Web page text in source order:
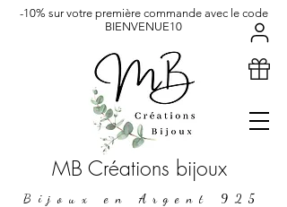
MB Créations bijoux
Bijoux en Argent 925
-10% sur votre première commande avec le code
BIENVENUE10